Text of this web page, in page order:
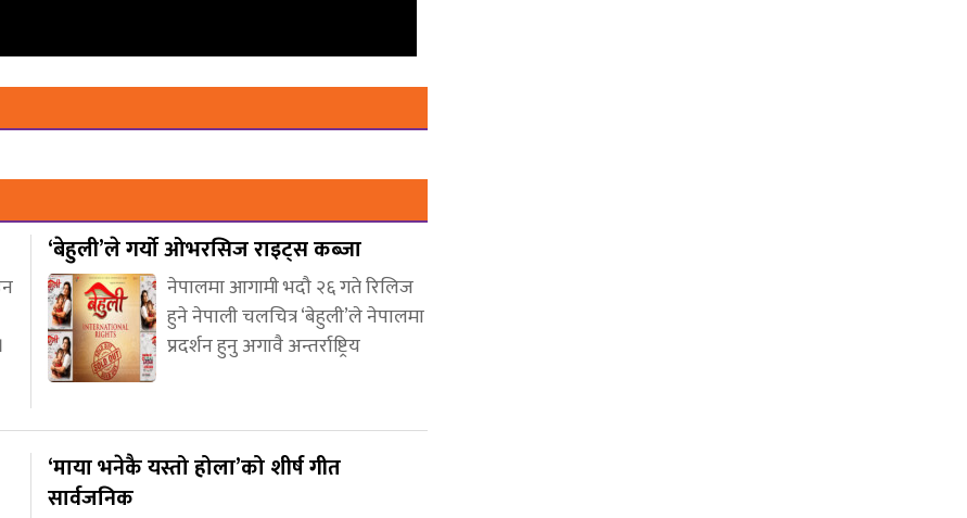
‘बेहुली’ले गर्यो ओभरसिज राइट्स कब्जा
नेपालमा आगामी भदौ २६ गते रिलिज
हुने नेपाली चलचित्र ‘बेहुली’ले नेपालमा
प्रदर्शन हुनु अगावै अन्तर्राष्ट्रिय
‘माया भनेकै यस्तो होला’को शीर्ष गीत
सार्वजनिक